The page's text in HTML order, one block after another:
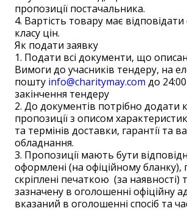
пропозиції постачальника.
4. Вартість товару має
класу цін.
Як подати заявку
1. Подати всі документи, що
Вимоги до учасників тендеру, на
пошту info@charitymay.com до
закінчення тендеру
2. До документів потрібно додати
пропозиції з описом
та термінів доставки, гарантії та
обладнання.
3. Пропозиції мають бути
оформлені (на офіційному бланку),
скріплені печаткою (за наявності)
зазначену в оголошенні офіційну
вказаний в оголошенні спосіб та